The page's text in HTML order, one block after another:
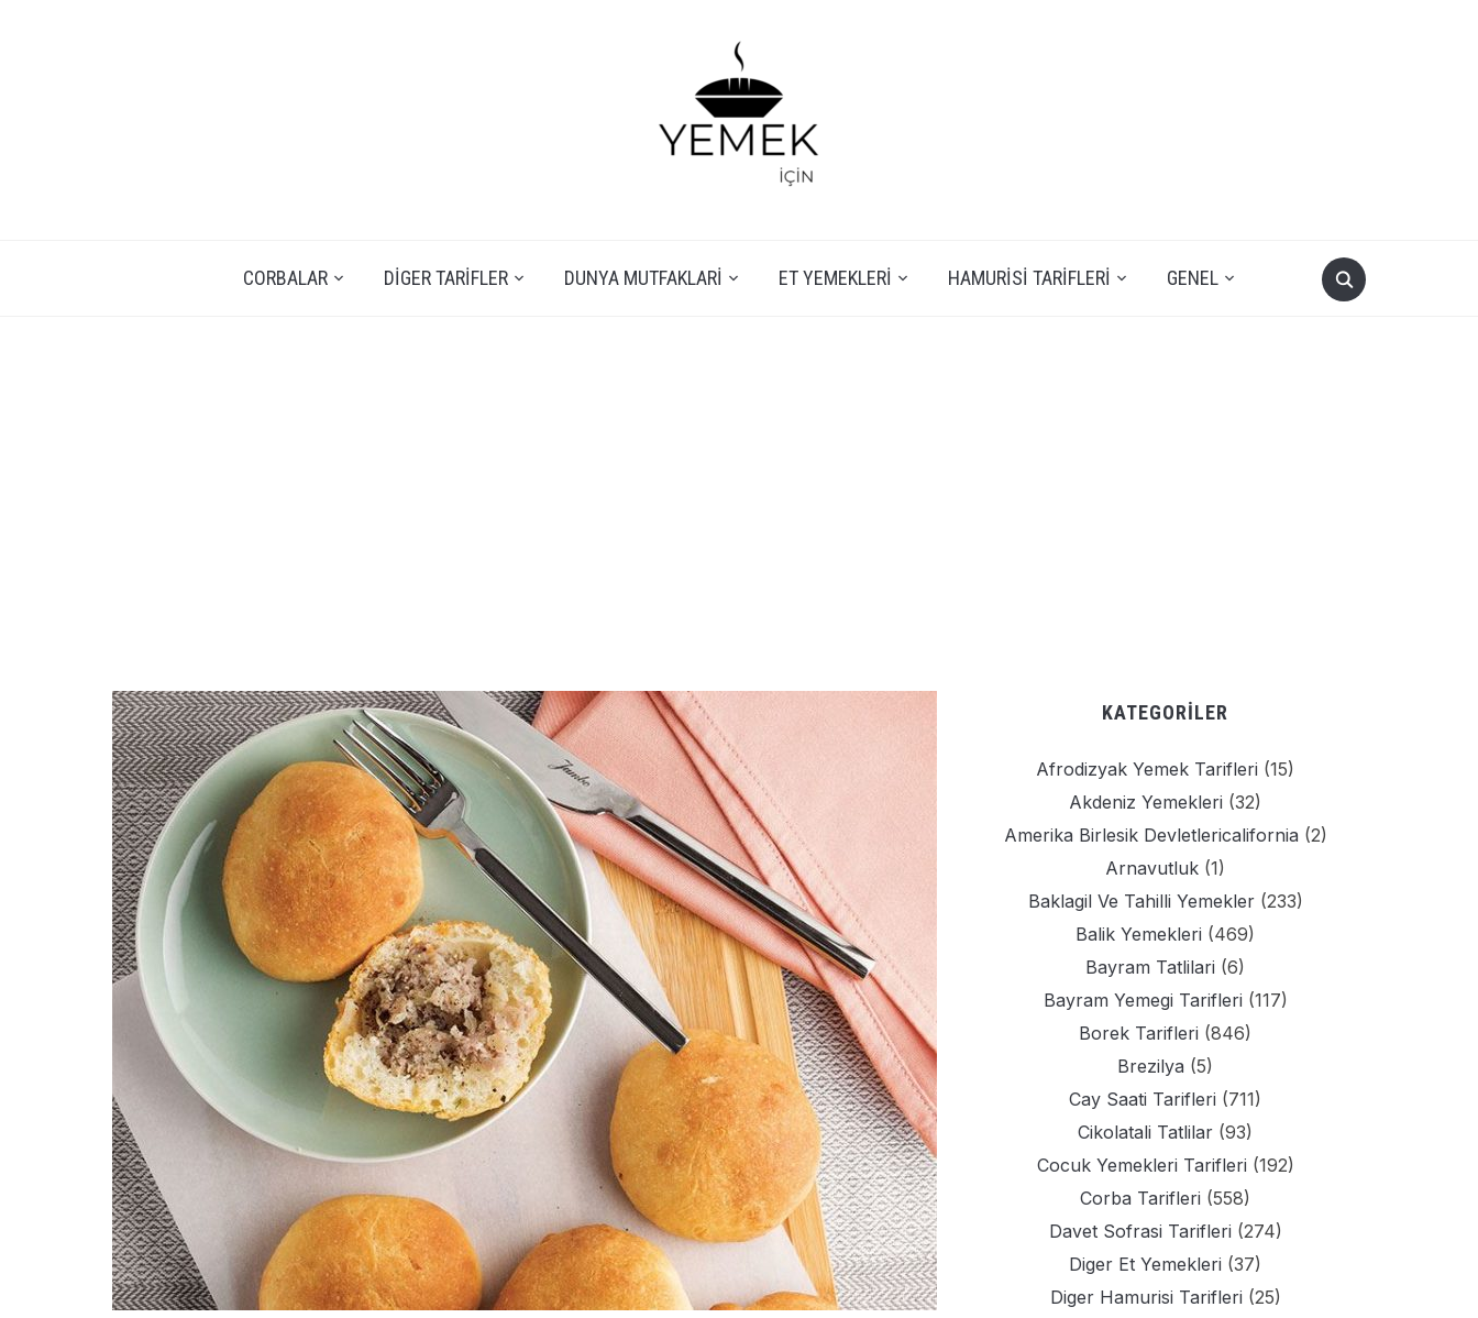
CORBALAR DIGER TARIFLER DUNYA MUTFAKLARI ET YEMEKLERI HAMURISI TARIFLERI GENEL
KATEGORILER
Afrodizyak Yemek Tarifleri (15)
Akdeniz Yemekleri (32)
Amerika Birlesik Devletlericalifornia (2)
Arnavutluk (1)
Baklagil Ve Tahilli Yemekler(233)
Balik Yemekleri (469)
Bayram Tatlilari (6)
Bayram Yemegi Tarifleri (117)
Borek Tarifleri (846)
Brezilya (5)
Cay Saati Tarifleri (711)
Cikolatali Tatlilar (93)
Cocuk Yemekleri Tarifleri (192)
Corba Tarifleri (558)
Davet Sofrasi Tarifleri (274)
Diger Et Yemekleri (37)
Diger Hamurisi Tarifleri (25)